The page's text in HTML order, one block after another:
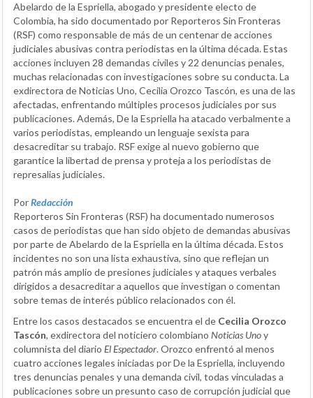
Abelardo de la Espriella, abogado y presidente electo de
Colombia, ha sido documentado por Reporteros Sin Fronteras
(RSF) como responsable de más de un centenar de acciones
judiciales abusivas contra periodistas en la última década. Estas
acciones incluyen 28 demandas civiles y 22 denuncias penales,
muchas relacionadas con investigaciones sobre su conducta. La
exdirectora de Noticias Uno, Cecilia Orozco Tascón, es una de las
afectadas, enfrentando múltiples procesos judiciales por sus
publicaciones. Además, De la Espriella ha atacado verbalmente a
varios periodistas, empleando un lenguaje sexista para
desacreditar su trabajo. RSF exige al nuevo gobierno que
garantice la libertad de prensa y proteja a los periodistas de
represalias judiciales.
PorRedacción
Reporteros Sin Fronteras (RSF) ha documentado numerosos
casos de periodistas que han sido objeto de demandas abusivas
por parte de Abelardo de la Espriella en la última década. Estos
incidentes no son una lista exhaustiva, sino que reflejan un
patrón más amplio de presiones judiciales y ataques verbales
dirigidos a desacreditar a aquellos que investigan o comentan
sobre temas de interés público relacionados con él.
Entre los casos destacados se encuentra el de Cecilia Orozco
Tascón, exdirectora del noticiero colombiano Noticias Unoy
columnista del diario El Espectador. Orozco enfrentó al menos
cuatro acciones legales iniciadas por De la Espriella, incluyendo
tres denuncias penales y una demanda civil, todas vinculadas a
publicaciones sobre un presunto caso de corrupción judicial que